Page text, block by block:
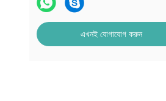
এখনই যোগাযোগ করুন